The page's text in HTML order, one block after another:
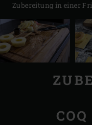
Zubereitung in einer